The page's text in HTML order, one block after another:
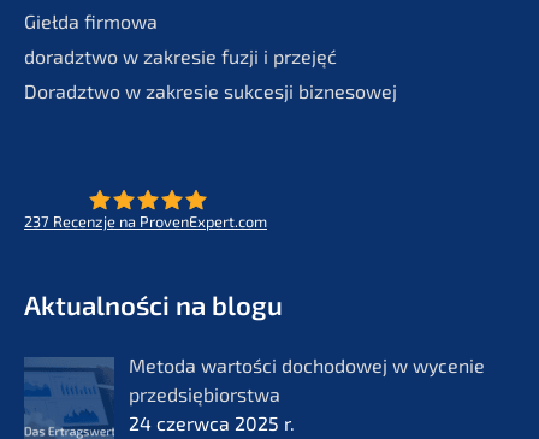
Giełda firmo­wa
doradzt­wo w zakre­sie fuzji i przejęć
Doradzt­wo w zakre­sie sukces­ji biznesowej
237 Recenz­je na ProvenExpert.com
Aktual­ności na blogu
Metoda wartości docho­do­wej w wycenie
przedsię­bi­orst­wa
24 czerw­ca 2025 r.